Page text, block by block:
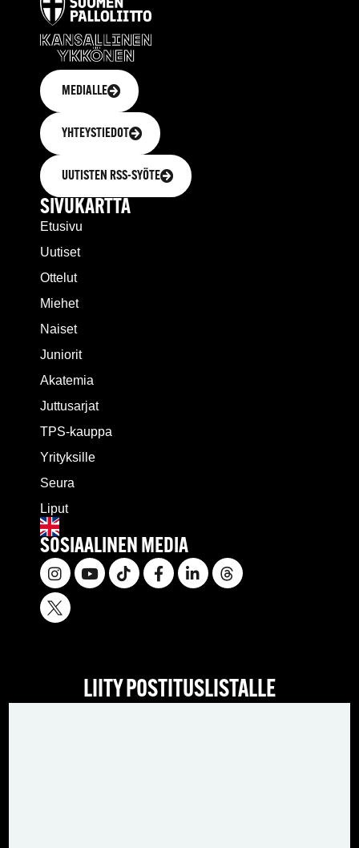
MEDIALLE
YHTEYSTIEDOT
UUTISTEN RSS-SYÖTE
SIVUKARTTA
Etusivu
Uutiset
Ottelut
Miehet
Naiset
Juniorit
Akatemia
Juttusarjat
TPS-kauppa
Yrityksille
Seura
Liput
SOSIAALINEN MEDIA
LIITY POSTITUSLISTALLE